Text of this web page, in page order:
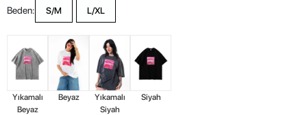
Beden: S/M L/XL
Yıkamalı
Beyaz
Beyaz
Yıkamalı
Siyah
Siyah